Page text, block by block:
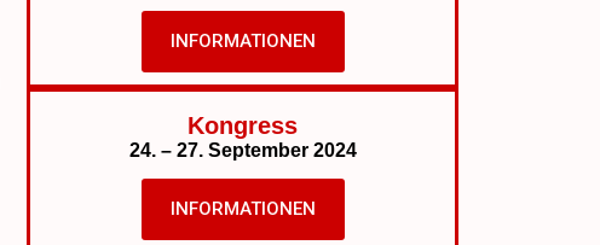
INFORMATIONEN
Kongress
24. – 27. September 2024
INFORMATIONEN